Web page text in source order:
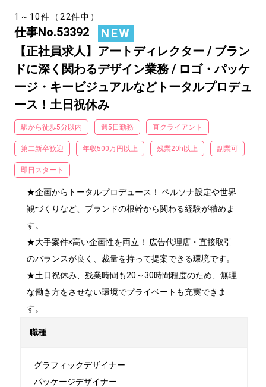
1～10件（22件中）
仕事No.53392
NEW
【正社員求人】アートディレクター / ブラン
ドに深く関わるデザイン業務 / ロゴ・パッケ
ージ・キービジュアルなどトータルプロデュ
ース！土日祝休み
駅から徒歩5分以内 週5日勤務 直クライアント
第二新卒歓迎 年収500万円以上 残業20h以上 副業可
即日スタート
★企画からトータルプロデュース！ ペルソナ設定や世界
観づくりなど、ブランドの根幹から関わる経験が積めま
す。
★大手案件×高い企画性を両立！ 広告代理店・直接取引
のバランスが良く、裁量を持って提案できる環境です。
★土日祝休み、残業時間も20～30時間程度のため、無理
な働き方をさせない環境でプライベートも充実できま
す。
職種
グラフィックデザイナー
パッケージデザイナー